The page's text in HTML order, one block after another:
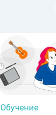
Обучение